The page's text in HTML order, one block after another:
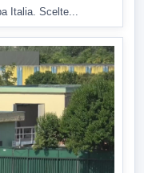
Italia. Scelte...